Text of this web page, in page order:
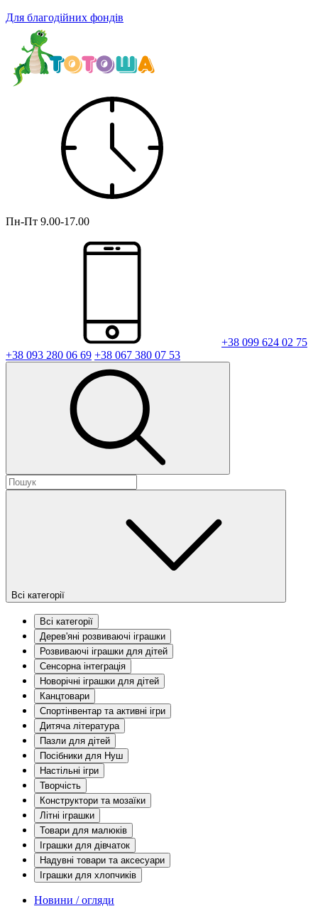
Для благодійних фондів
Пн-Пт 9.00-17.00
+38 099 624 02 75
+38 093 280 06 69 +38 067 380 07 53
Всі категорії
Всі категорії
Дерев'яні розвиваючі іграшки
Розвиваючі іграшки для дітей
Сенсорна інтеграція
Новорічні іграшки для дітей
Канцтовари
Спортінвентар та активні ігри
Дитяча література
Пазли для дітей
Посібники для Нуш
Настільні ігри
Творчість
Конструктори та мозаїки
Літні іграшки
Товари для малюків
Іграшки для дівчаток
Надувні товари та аксесуари
Іграшки для хлопчиків
Новини / огляди